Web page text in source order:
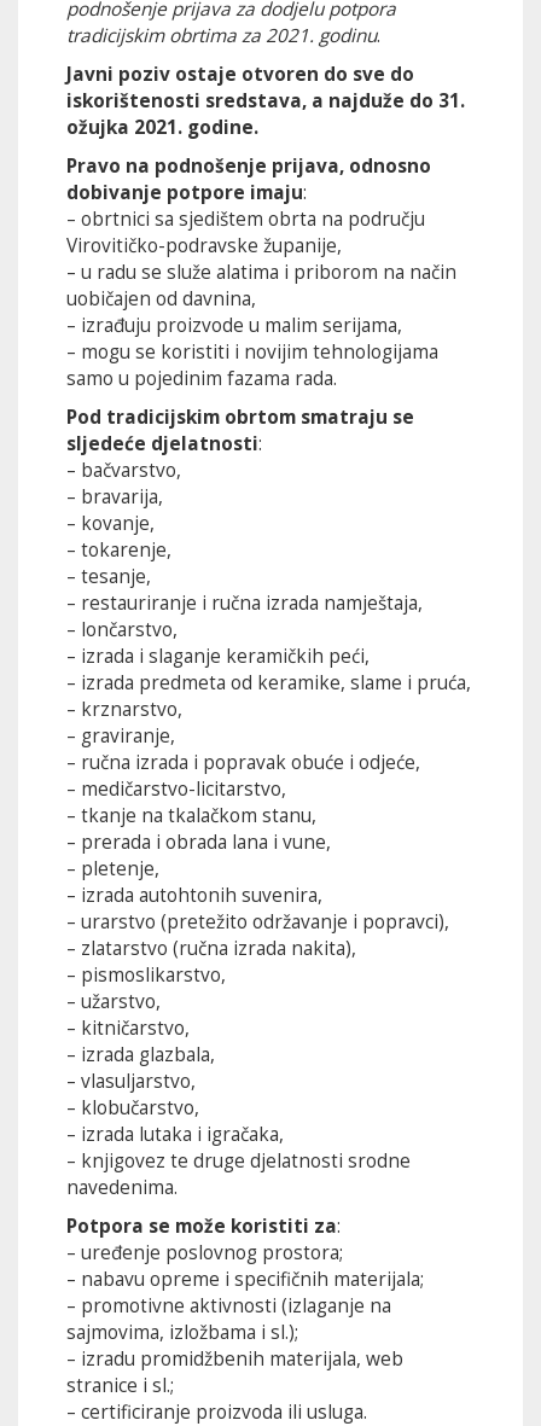
podnošenje prijava za dodjelu potpora
tradicijskim obrtima za 2021. godinu.
Javni poziv ostaje otvoren do sve do
iskorištenosti sredstava, a najduže do 31.
ožujka 2021. godine.
Pravo na podnošenje prijava, odnosno
dobivanje potpore imaju:
– obrtnici sa sjedištem obrta na području
Virovitičko-podravske županije,
– u radu se služe alatima i priborom na način
uobičajen od davnina,
– izrađuju proizvode u malim serijama,
– mogu se koristiti i novijim tehnologijama
samo u pojedinim fazama rada.
Pod tradicijskim obrtom smatraju se
sljedeće djelatnosti:
– bačvarstvo,
– bravarija,
– kovanje,
– tokarenje,
– tesanje,
– restauriranje i ručna izrada namještaja,
– lončarstvo,
– izrada i slaganje keramičkih peći,
– izrada predmeta od keramike, slame i pruća,
– krznarstvo,
– graviranje,
– ručna izrada i popravak obuće i odjeće,
– medičarstvo-licitarstvo,
– tkanje na tkalačkom stanu,
– prerada i obrada lana i vune,
– pletenje,
– izrada autohtonih suvenira,
– urarstvo (pretežito održavanje i popravci),
– zlatarstvo (ručna izrada nakita),
– pismoslikarstvo,
– užarstvo,
– kitničarstvo,
– izrada glazbala,
– vlasuljarstvo,
– klobučarstvo,
– izrada lutaka i igračaka,
– knjigovez te druge djelatnosti srodne
navedenima.
Potpora se može koristiti za:
– uređenje poslovnog prostora;
– nabavu opreme i specifičnih materijala;
– promotivne aktivnosti (izlaganje na
sajmovima, izložbama i sl.);
– izradu promidžbenih materijala, web
stranice i sl.;
– certificiranje proizvoda ili usluga.